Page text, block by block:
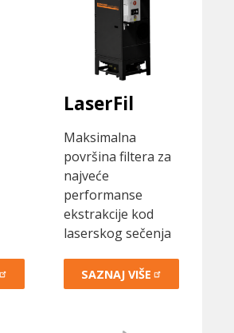
LaserFil
Maksimalna
površina filtera za
najveće
performanse
ekstrakcije kod
laserskog sečenja
SAZNAJ VIŠE